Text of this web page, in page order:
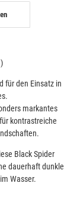
für den Einsatz in
markantes
kontrastreiche
Black Spider
dauerhaft dunkle
Wasser.